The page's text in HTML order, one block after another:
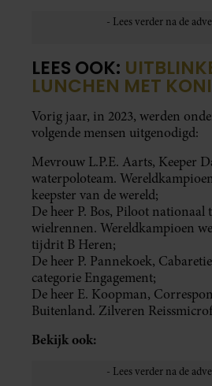
LEES OOK:
LUNCHEN MET
Vorig jaar, in 2023, werden
volgende mensen uitgenodigd:
Mevrouw L.P.E. Aarts, Keeper
waterpoloteam.
keepster van de wereld;
De heer P. Bos, Piloot nationaal
wielrennen. Wereldkampioen
tijdrit B Heren;
De heer P. Pannekoek,
categorie Engagement;
De heer E. Koopman,
Buitenland. Zilveren
Bekijk ook: